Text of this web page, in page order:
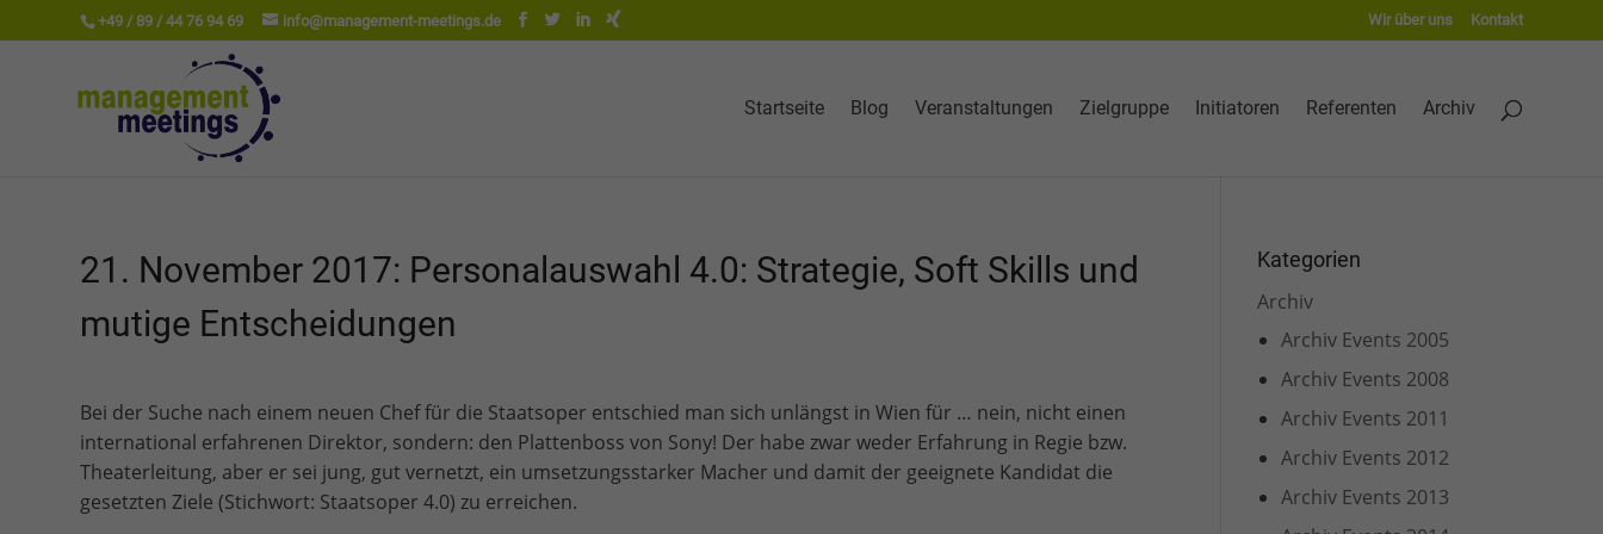
+49 / 89 / 44 76 94 69 info@management-meetings.de Wir über uns Kontakt
Startseite Blog Veranstaltungen Zielgruppe Initiatoren Referenten Archiv
21. November 2017: Personalauswahl 4.0: Strategie, Soft Skills und
mutige Entscheidungen
Bei der Suche nach einem neuen Chef für die Staatsoper entschied man sich unlängst in Wien für … nein, nicht einen
international erfahrenen Direktor, sondern: den Plattenboss von Sony! Der habe zwar weder Erfahrung in Regie bzw.
Theaterleitung, aber er sei jung, gut vernetzt, ein umsetzungsstarker Macher und damit der geeignete Kandidat die
gesetzten Ziele (Stichwort: Staatsoper 4.0) zu erreichen.
Kategorien
Archiv
Archiv Events 2005
Archiv Events 2008
Archiv Events 2011
Archiv Events 2012
Archiv Events 2013